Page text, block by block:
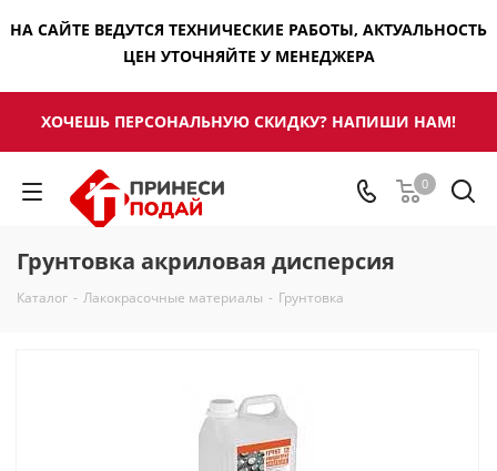
НА САЙТЕ ВЕДУТСЯ ТЕХНИЧЕСКИЕ РАБОТЫ, АКТУАЛЬНОСТЬ
ЦЕН УТОЧНЯЙТЕ У МЕНЕДЖЕРА
ХОЧЕШЬ ПЕРСОНАЛЬНУЮ СКИДКУ? НАПИШИ НАМ!
0
Грунтовка акриловая дисперсия
Каталог - Лакокрасочные материалы - Грунтовка